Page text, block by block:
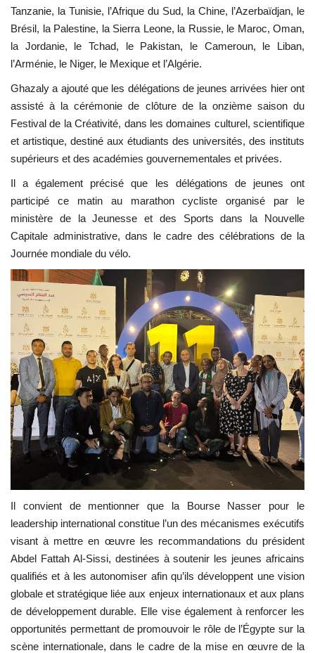
English Swahili español
Tanzanie, la Tunisie, l’Afrique du Sud, la Chine, l’Azerbaïdjan, le
Brésil, la Palestine, la Sierra Leone, la Russie, le Maroc, Oman,
la Jordanie, le Tchad, le Pakistan, le Cameroun, le Liban,
l’Arménie, le Niger, le Mexique et l’Algérie.
Ghazaly a ajouté que les délégations de jeunes arrivées hier ont
assisté à la cérémonie de clôture de la onzième saison du
Festival de la Créativité, dans les domaines culturel, scientifique
et artistique, destiné aux étudiants des universités, des instituts
supérieurs et des académies gouvernementales et privées.
Il a également précisé que les délégations de jeunes ont
participé ce matin au marathon cycliste organisé par le
ministère de la Jeunesse et des Sports dans la Nouvelle
Capitale administrative, dans le cadre des célébrations de la
Journée mondiale du vélo.
Il convient de mentionner que la Bourse Nasser pour le
leadership international constitue l’un des mécanismes exécutifs
visant à mettre en œuvre les recommandations du président
Abdel Fattah Al-Sissi, destinées à soutenir les jeunes africains
qualifiés et à les autonomiser afin qu’ils développent une vision
globale et stratégique liée aux enjeux internationaux et aux plans
de développement durable. Elle vise également à renforcer les
opportunités permettant de promouvoir le rôle de l’Égypte sur la
scène internationale, dans le cadre de la mise en œuvre de la